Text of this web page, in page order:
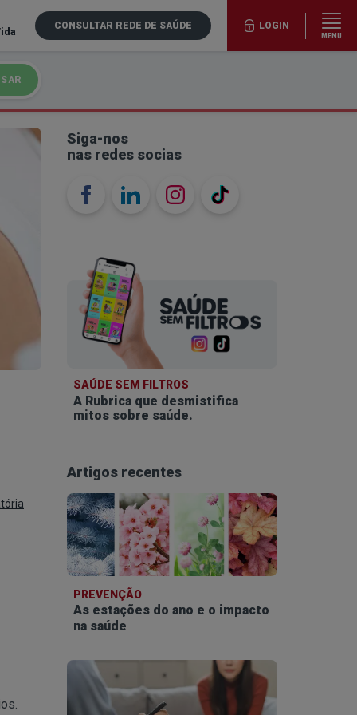
CONSULTAR REDE DE SAÚDE LOGIN
MENU
Siga-nos
nas redes socias
SAÚDE SEM FILTROS
A Rubrica que desmistifica
mitos sobre saúde.
Artigos recentes
PREVENÇÃO
As estações do ano e o impacto
na saúde